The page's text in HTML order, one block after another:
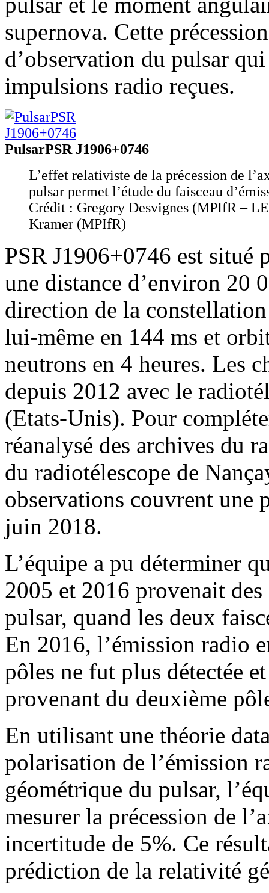
supernova. Cette
d’observation du pulsar
impulsions radio reçues.
PulsarPSR J1906+0746
L’effet relativiste de la précession de
pulsar permet l’étude du faisceau
Crédit : Gregory Desvignes (MPIfR –
Kramer (MPIfR)
PSR J1906+0746 est situé
une distance d’environ 20
direction de la
lui-même en 144 ms et
neutrons en 4 heures. Les
depuis 2012 avec le
(Etats-Unis). Pour
réanalysé des archives du
du radiotélescope de
observations couvrent une
juin 2018.
L’équipe a pu déterminer
2005 et 2016 provenait
pulsar, quand les deux
En 2016, l’émission radio
pôles ne fut plus détectée
provenant du deuxième
En utilisant une théorie
polarisation de l’émission
géométrique du pulsar,
mesurer la précession de
incertitude de 5%. Ce
prédiction de la relativité